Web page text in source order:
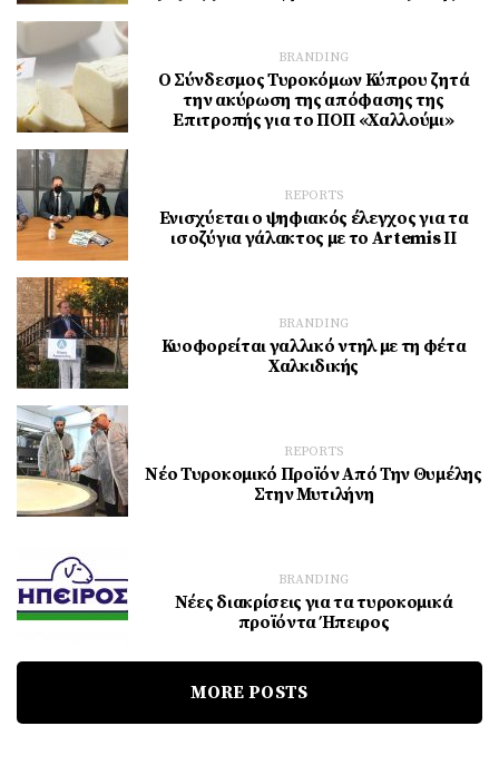
BRANDING
Ο Σύνδεσμος Τυροκόμων Κύπρου ζητά
την ακύρωση της απόφασης της
Επιτροπής για το ΠΟΠ «Χαλλούμι»
REPORTS
Ενισχύεται ο ψηφιακός έλεγχος για τα
ισοζύγια γάλακτος με το Artemis ΙΙ
BRANDING
Κυοφορείται γαλλικό ντηλ με τη φέτα
Χαλκιδικής
REPORTS
Νέο Τυροκομικό Προϊόν Από Την Θυμέλης
Στην Μυτιλήνη
BRANDING
Νέες διακρίσεις για τα τυροκομικά
προϊόντα Ήπειρος
MORE POSTS